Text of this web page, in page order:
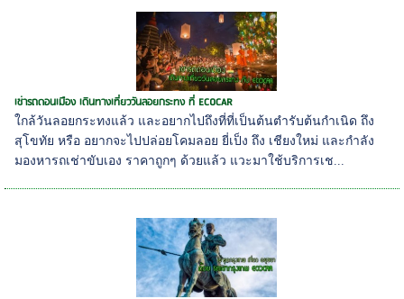
เช่ารถดอนเมือง เดินทางเที่ยววันลอยกระทง ที่ ECOCAR
ใกล้วันลอยกระทงแล้ว และอยากไปถึงที่ที่เป็นต้นตำรับต้นกำเนิด ถึง
สุโขทัย หรือ อยากจะไปปล่อยโคมลอย ยี่เป็ง ถึง เชียงใหม่ และกำลัง
มองหารถเช่าขับเอง ราคาถูกๆ ด้วยแล้ว แวะมาใช้บริการเช...